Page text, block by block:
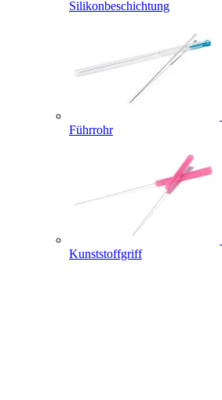
Silikonbeschichtung
Führrohr
Kunststoffgriff